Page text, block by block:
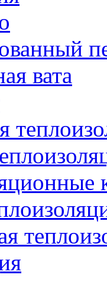
вата